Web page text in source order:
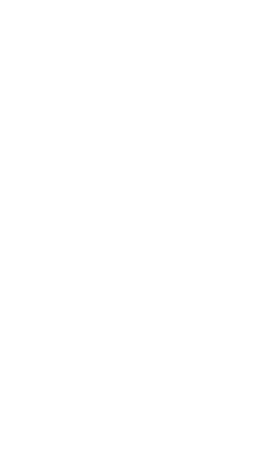
by Quentin Bisch van Essential
met een uitgesproken
basilicumblaadjes komen
van de Nepalese
die perfect
groene, rijke en aardse
- een exclusief molecuul met
wordt verlicht door de
Akigalahout ondertekent de
is upcycled vanuit
Dit unieke kruidige-
Indonesische patchoeli-olie
Ambrofix.